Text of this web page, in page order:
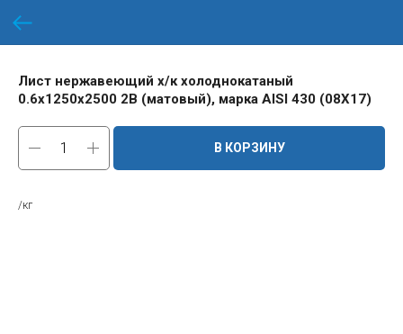
Лист нержавеющий х/к холоднокатаный
0.6х1250х2500 2B (матовый), марка AISI 430 (08Х17)
В КОРЗИНУ
/кг